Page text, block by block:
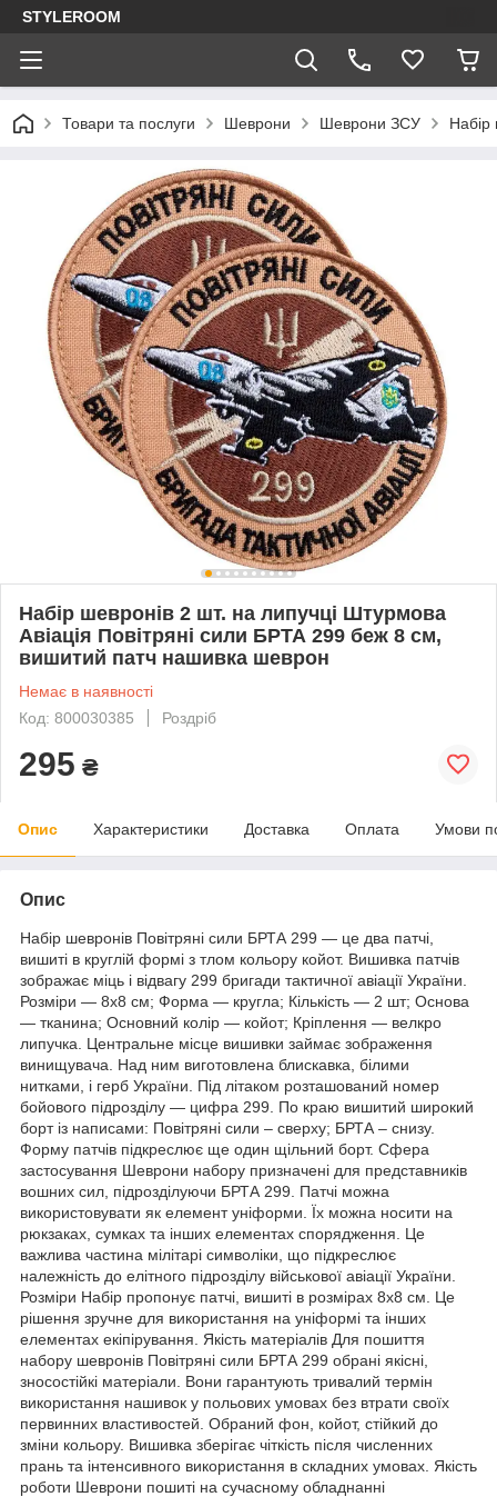
STYLEROOM
Товари та послуги Шеврони Шеврони ЗСУ Набір
Набір шевронів 2 шт. на липучці Штурмова
Авіація Повітряні сили БРТА 299 беж 8 см,
вишитий патч нашивка шеврон
Немає в наявності
Код: 800030385
Роздріб
295 ₴
Опис Характеристики Доставка Оплата Умови
Опис
Набір шевронів Повітряні сили БРТА 299 — це два патчі,
вишиті в круглій формі з тлом кольору койот. Вишивка патчів
зображає міць і відвагу 299 бригади тактичної авіації України.
Розміри — 8х8 см; Форма — кругла; Кількість — 2 шт; Основа
— тканина; Основний колір — койот; Кріплення — велкро
липучка. Центральне місце вишивки займає зображення
винищувача. Над ним виготовлена блискавка, білими
нитками, і герб України. Під літаком розташований номер
бойового підрозділу — цифра 299. По краю вишитий широкий
борт із написами: Повітряні сили – сверху; БРТА – снизу.
Форму патчів підкреслює ще один щільний борт. Сфера
застосування Шеврони набору призначені для представників
вошних сил, підрозділуючи БРТА 299. Патчі можна
використовувати як елемент уніформи. Їх можна носити на
рюкзаках, сумках та інших елементах спорядження. Це
важлива частина мілітарі символіки, що підкреслює
належність до елітного підрозділу військової авіації України.
Розміри Набір пропонує патчі, вишиті в розмірах 8х8 см. Це
рішення зручне для використання на уніформі та інших
елементах екіпірування. Якість матеріалів Для пошиття
набору шевронів Повітряні сили БРТА 299 обрані якісні,
зносостійкі матеріали. Вони гарантують тривалий термін
використання нашивок у польових умовах без втрати своїх
первинних властивостей. Обраний фон, койот, стійкий до
зміни кольору. Вишивка зберігає чіткість після численних
прань та інтенсивного використання в складних умовах. Якість
роботи Шеврони пошиті на сучасному обладнанні